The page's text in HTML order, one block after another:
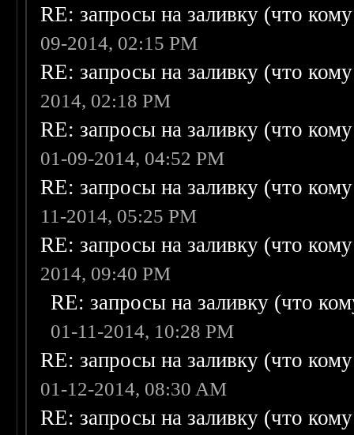
RE: запросы на заливку (что
09-2014, 02:15 PM
RE: запросы на заливку (что
2014, 02:18 PM
RE: запросы на заливку (что
01-09-2014, 04:52 PM
RE: запросы на заливку (что
11-2014, 05:25 PM
RE: запросы на заливку (что
2014, 09:40 PM
RE: запросы на заливку (что
01-11-2014, 10:28 PM
RE: запросы на заливку (что
01-12-2014, 08:30 AM
RE: запросы на заливку (что